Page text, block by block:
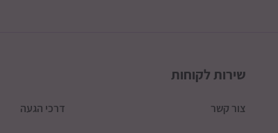
שירות לקוחות
צור קשר דרכי הגעה